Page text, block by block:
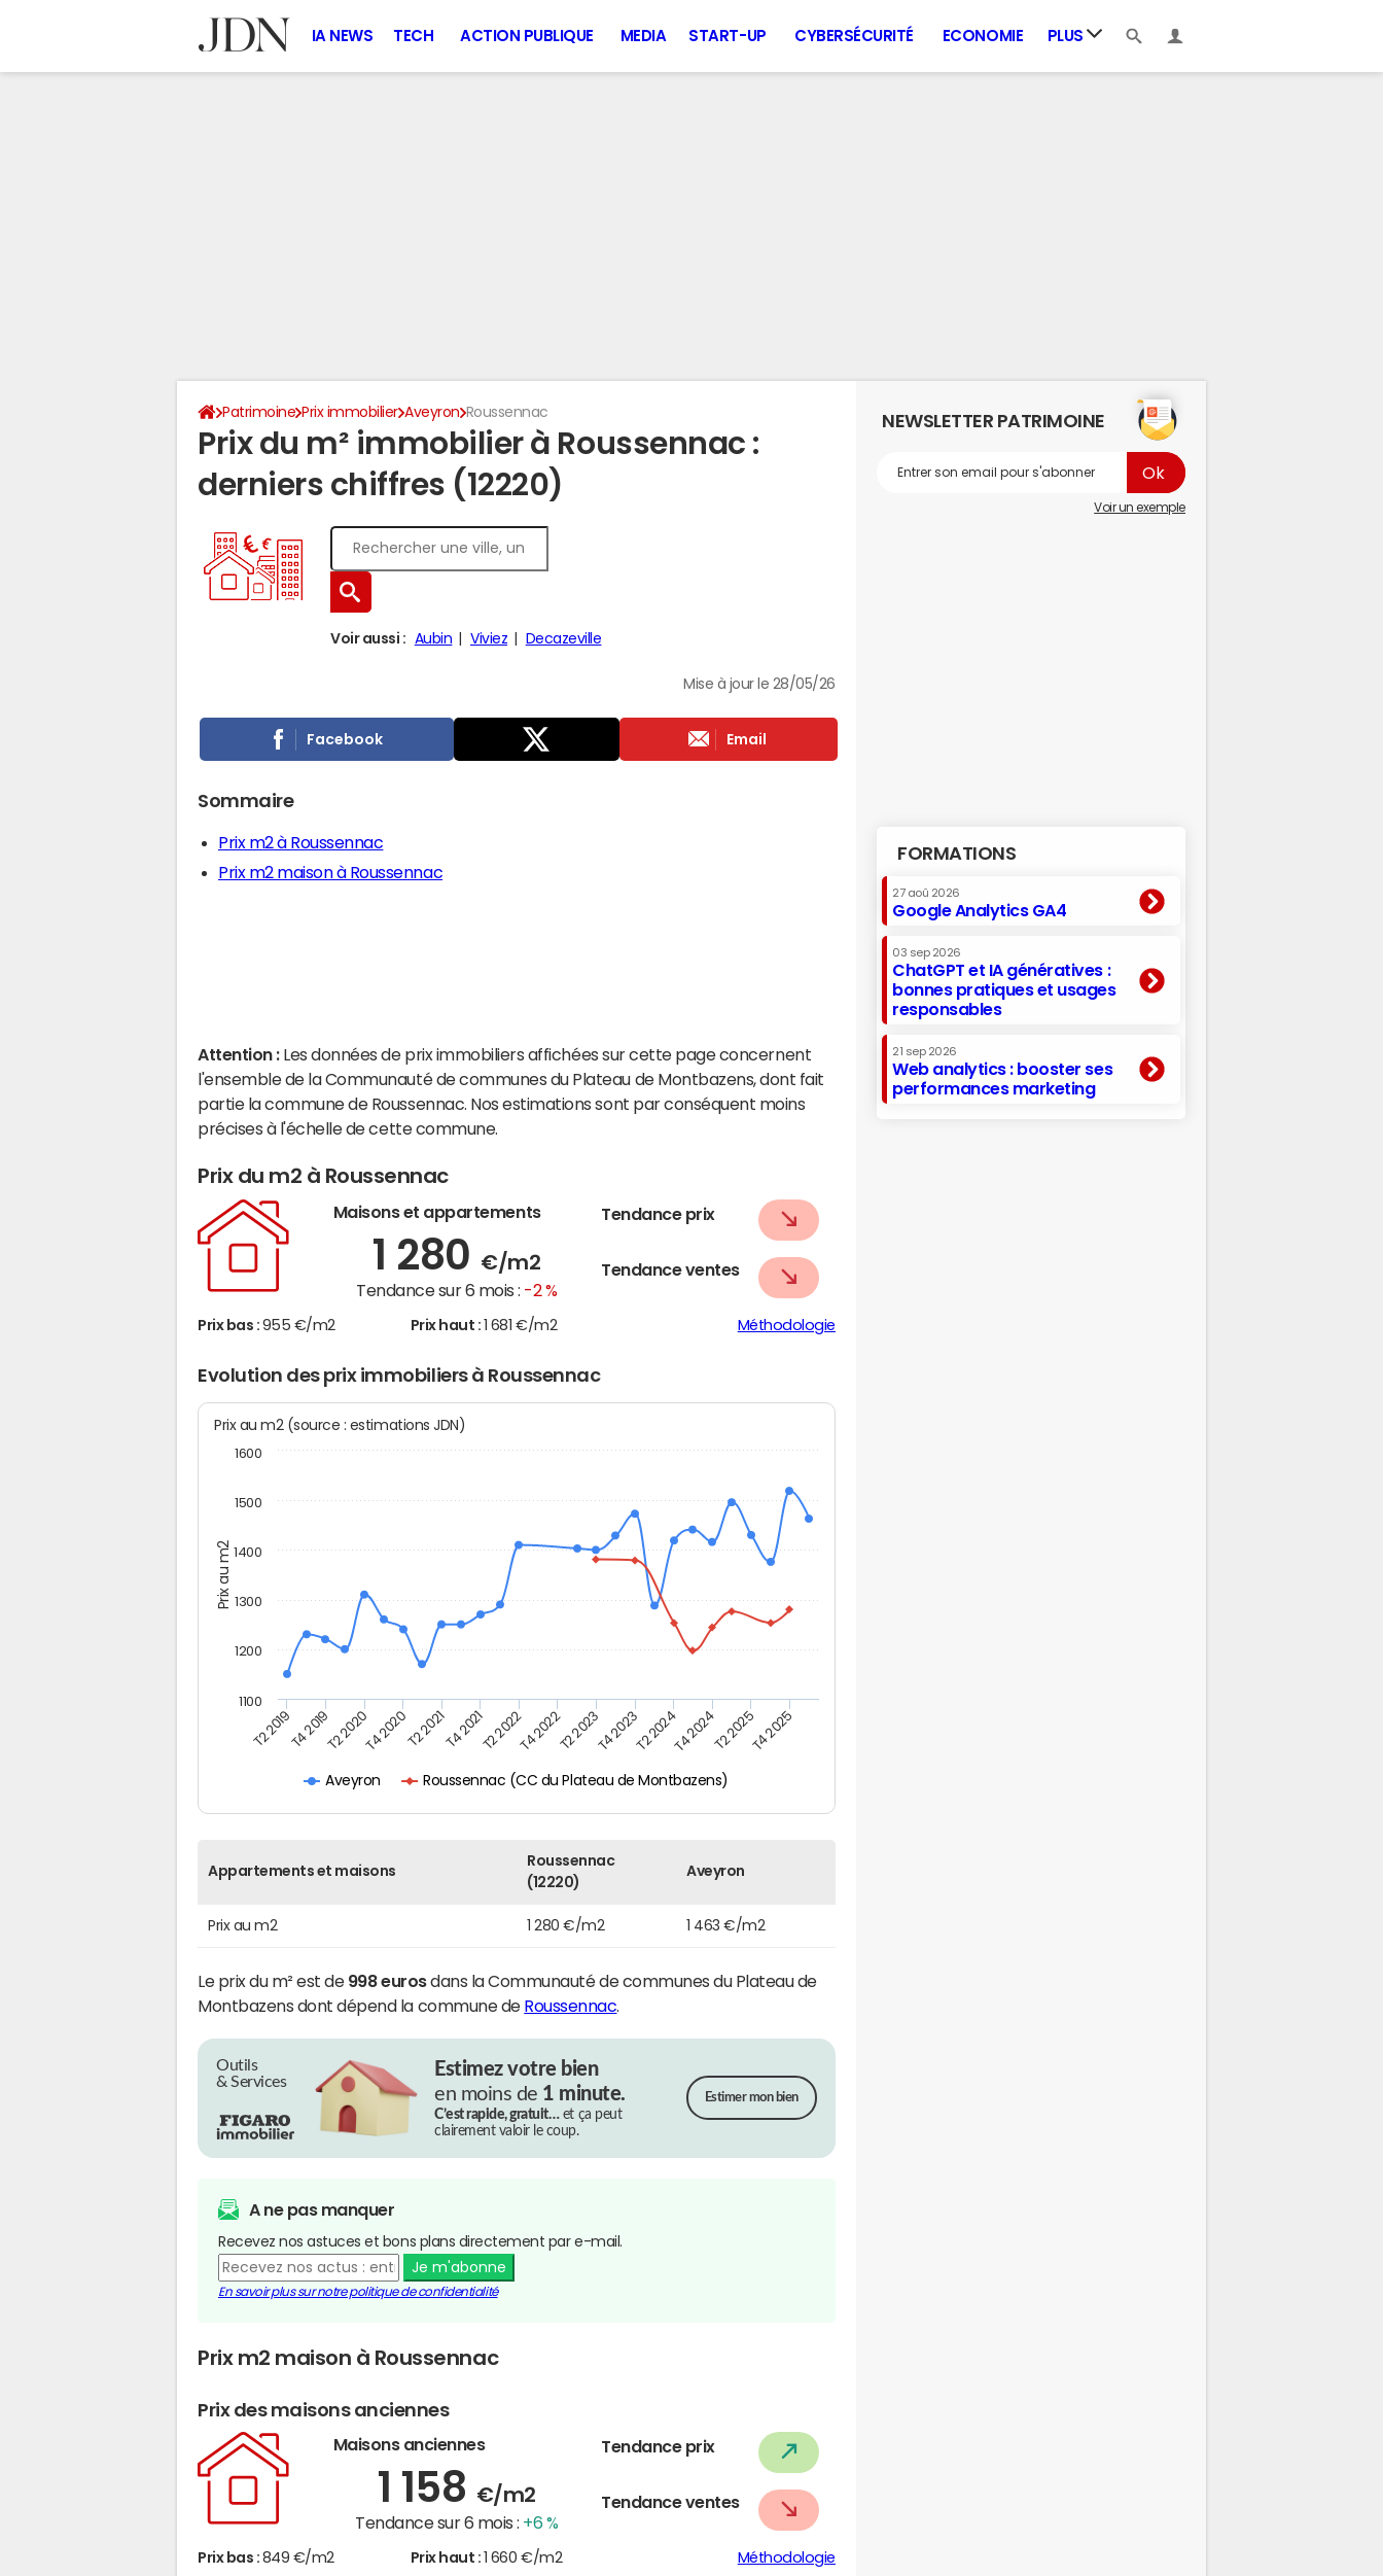
IA NEWS TECH ACTION PUBLIQUE MEDIA START-UP CYBERSÉCURITÉ ECONOMIE PLUS
Patrimoine Prix immobilier Aveyron Roussennac
Prix du m² immobilier à Roussennac :
derniers chiffres (12220)
Voir aussi : Aubin Viviez Decazeville
Mise à jour le 28/05/26
Facebook Email
Sommaire
Prix m2 à Roussennac
Prix m2 maison à Roussennac
Attention : Les données de prix immobiliers affichées sur cette page concernent
l'ensemble de la Communauté de communes du Plateau de Montbazens, dont fait
partie la commune de Roussennac. Nos estimations sont par conséquent moins
précises à l'échelle de cette commune.
Prix du m2 à Roussennac
Maisons et appartements
1 280 €/m2
Tendance sur 6 mois : -2 %
Tendance prix
Tendance ventes
Prix bas : 955 €/m2 Prix haut : 1 681 €/m2 Méthodologie
Evolution des prix immobiliers à Roussennac
Prix au m2
Prix au m2 (source : estimations JDN)
Aveyron Roussennac (CC du Plateau de Montbazens)
T2 2019T4 2019T2 2020T4 2020T2 2021T4 2021T2 2022T4 2022T2 2023T4 2023T2 2024T4 2024T2 2025T4 2025
1100
1200
1300
1400
1500
1600
Appartements et maisons
Roussennac
(12220)
Aveyron
Prix au m2 1 280 €/m2 1 463 €/m2
Le prix du m² est de 998 eurosdans la Communauté de communes du Plateau de
Montbazens dont dépend la commune de Roussennac
Outils
& Services
Estimez votre bien
en moins de 1 minute.
C’est rapide, gratuit…et ça peut
clairement valoir le coup.
Estimer mon bien
A ne pas manquer
Recevez nos astuces et bons plans directement par e-mail.
Je m'abonne
En savoir plus sur notre politique de confidentialité
Prix m2 maison à Roussennac
Prix des maisons anciennes
Maisons anciennes
1 158 €/m2
Tendance sur 6 mois : +6 %
Tendance prix
Tendance ventes
Prix bas : 849 €/m2 Prix haut : 1 660 €/m2 Méthodologie
NEWSLETTER PATRIMOINE
Voir un exemple
FORMATIONS
27 aoû 2026
Google Analytics GA4
03 sep 2026
ChatGPT et IA génératives :
bonnes pratiques et usages
responsables
21 sep 2026
Web analytics : booster ses
performances marketing